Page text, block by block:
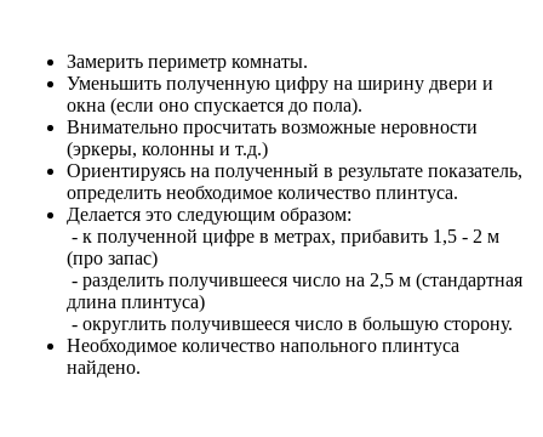
Замерить периметр комнаты.
Уменьшить полученную цифру на ширину двери и
окна (если оно спускается до пола).
Внимательно просчитать возможные неровности
(эркеры, колонны и т.д.)
Ориентируясь на полученный в результате показатель,
определить необходимое количество плинтуса.
Делается это следующим образом:
- к полученной цифре в метрах, прибавить 1,5 - 2 м
(про запас)
- разделить получившееся число на 2,5 м (стандартная
длина плинтуса)
- округлить получившееся число в большую сторону.
Необходимое количество напольного плинтуса
найдено.